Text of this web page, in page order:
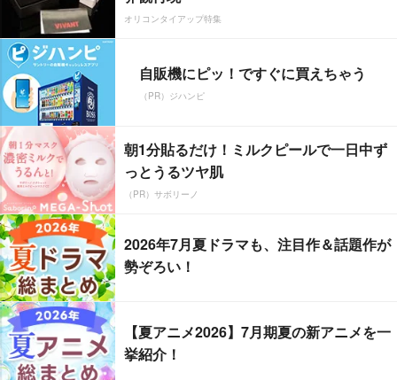
オリコンタイアップ特集
自販機にピッ！ですぐに買えちゃう
（PR）ジハンピ
朝1分貼るだけ！ミルクピールで一日中ず
っとうるツヤ肌
（PR）サボリーノ
2026年7月夏ドラマも、注目作＆話題作が
勢ぞろい！
【夏アニメ2026】7月期夏の新アニメを一
挙紹介！